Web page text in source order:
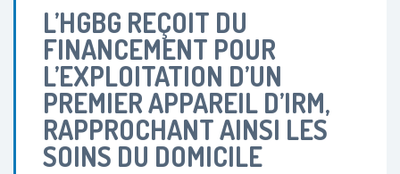
L’HGBG REÇOIT DU
FINANCEMENT POUR
L’EXPLOITATION D’UN
PREMIER APPAREIL D’IRM,
RAPPROCHANT AINSI LES
SOINS DU DOMICILE